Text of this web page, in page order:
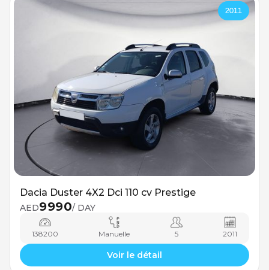
2011
Dacia Duster 4X2 Dci 110 cv Prestige
AED9990/ DAY
138200 Manuelle 5 2011
Voir le détail